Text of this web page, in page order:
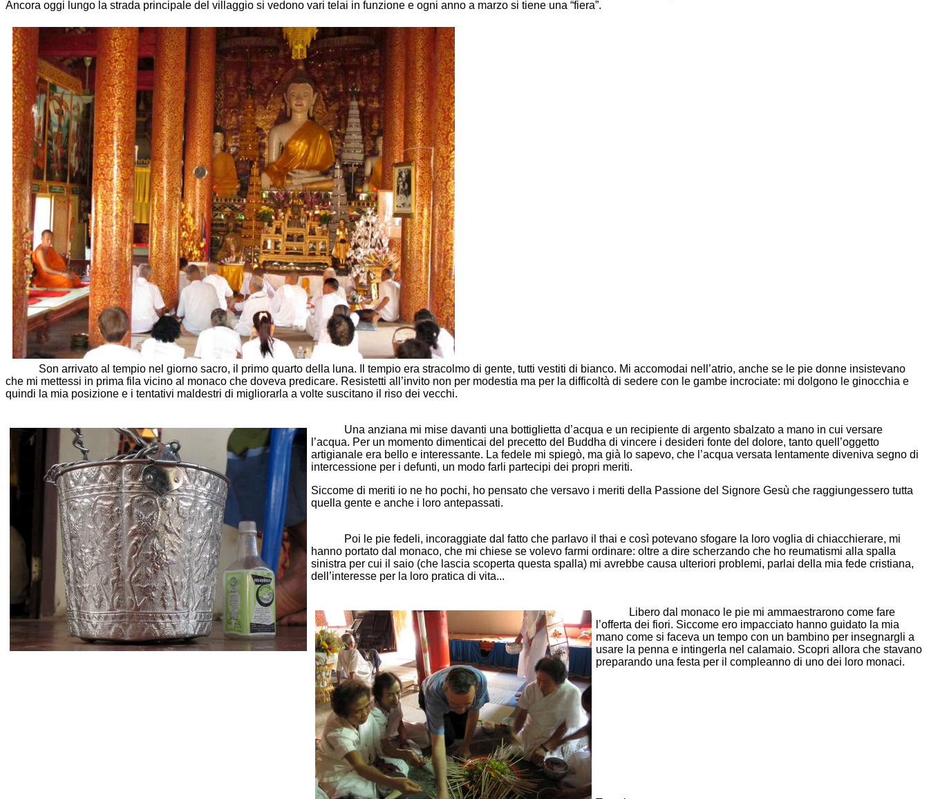
Ancora oggi lungo la strada principale del villaggio si vedono vari telai in funzione e ogni anno a marzo si tiene una “fiera”.
Son arrivato al tempio nel giorno sacro, il primo quarto della luna. Il tempio era stracolmo di gente, tutti vestiti di bianco. Mi accomodai nell’atrio, anche se le pie donne insistevano
che mi mettessi in prima fila vicino al monaco che doveva predicare. Resistetti all’invito non per modestia ma per la difficoltà di sedere con le gambe incrociate: mi dolgono le ginocchia e
quindi la mia posizione e i tentativi maldestri di migliorarla a volte suscitano il riso dei vecchi.
Una anziana mi mise davanti una bottiglietta d’acqua e un recipiente di argento sbalzato a mano in cui versare
l’acqua. Per un momento dimenticai del precetto del Buddha di vincere i desideri fonte del dolore, tanto quell’oggetto
artigianale era bello e interessante. La fedele mi spiegò, ma già lo sapevo, che l’acqua versata lentamente diveniva segno di
intercessione per i defunti, un modo farli partecipi dei propri meriti.
Siccome di meriti io ne ho pochi, ho pensato che versavo i meriti della Passione del Signore Gesù che raggiungessero tutta
quella gente e anche i loro antepassati.
Poi le pie fedeli, incoraggiate dal fatto che parlavo il thai e così potevano sfogare la loro voglia di chiacchierare, mi
hanno portato dal monaco, che mi chiese se volevo farmi ordinare: oltre a dire scherzando che ho reumatismi alla spalla
sinistra per cui il saio (che lascia scoperta questa spalla) mi avrebbe causa ulteriori problemi, parlai della mia fede cristiana,
dell’interesse per la loro pratica di vita...
Libero dal monaco le pie mi ammaestrarono come fare
l’offerta dei fiori. Siccome ero impacciato hanno guidato la mia
mano come si faceva un tempo con un bambino per insegnargli a
usare la penna e intingerla nel calamaio. Scopri allora che stavano
preparando una festa per il compleanno di uno dei loro monaci.